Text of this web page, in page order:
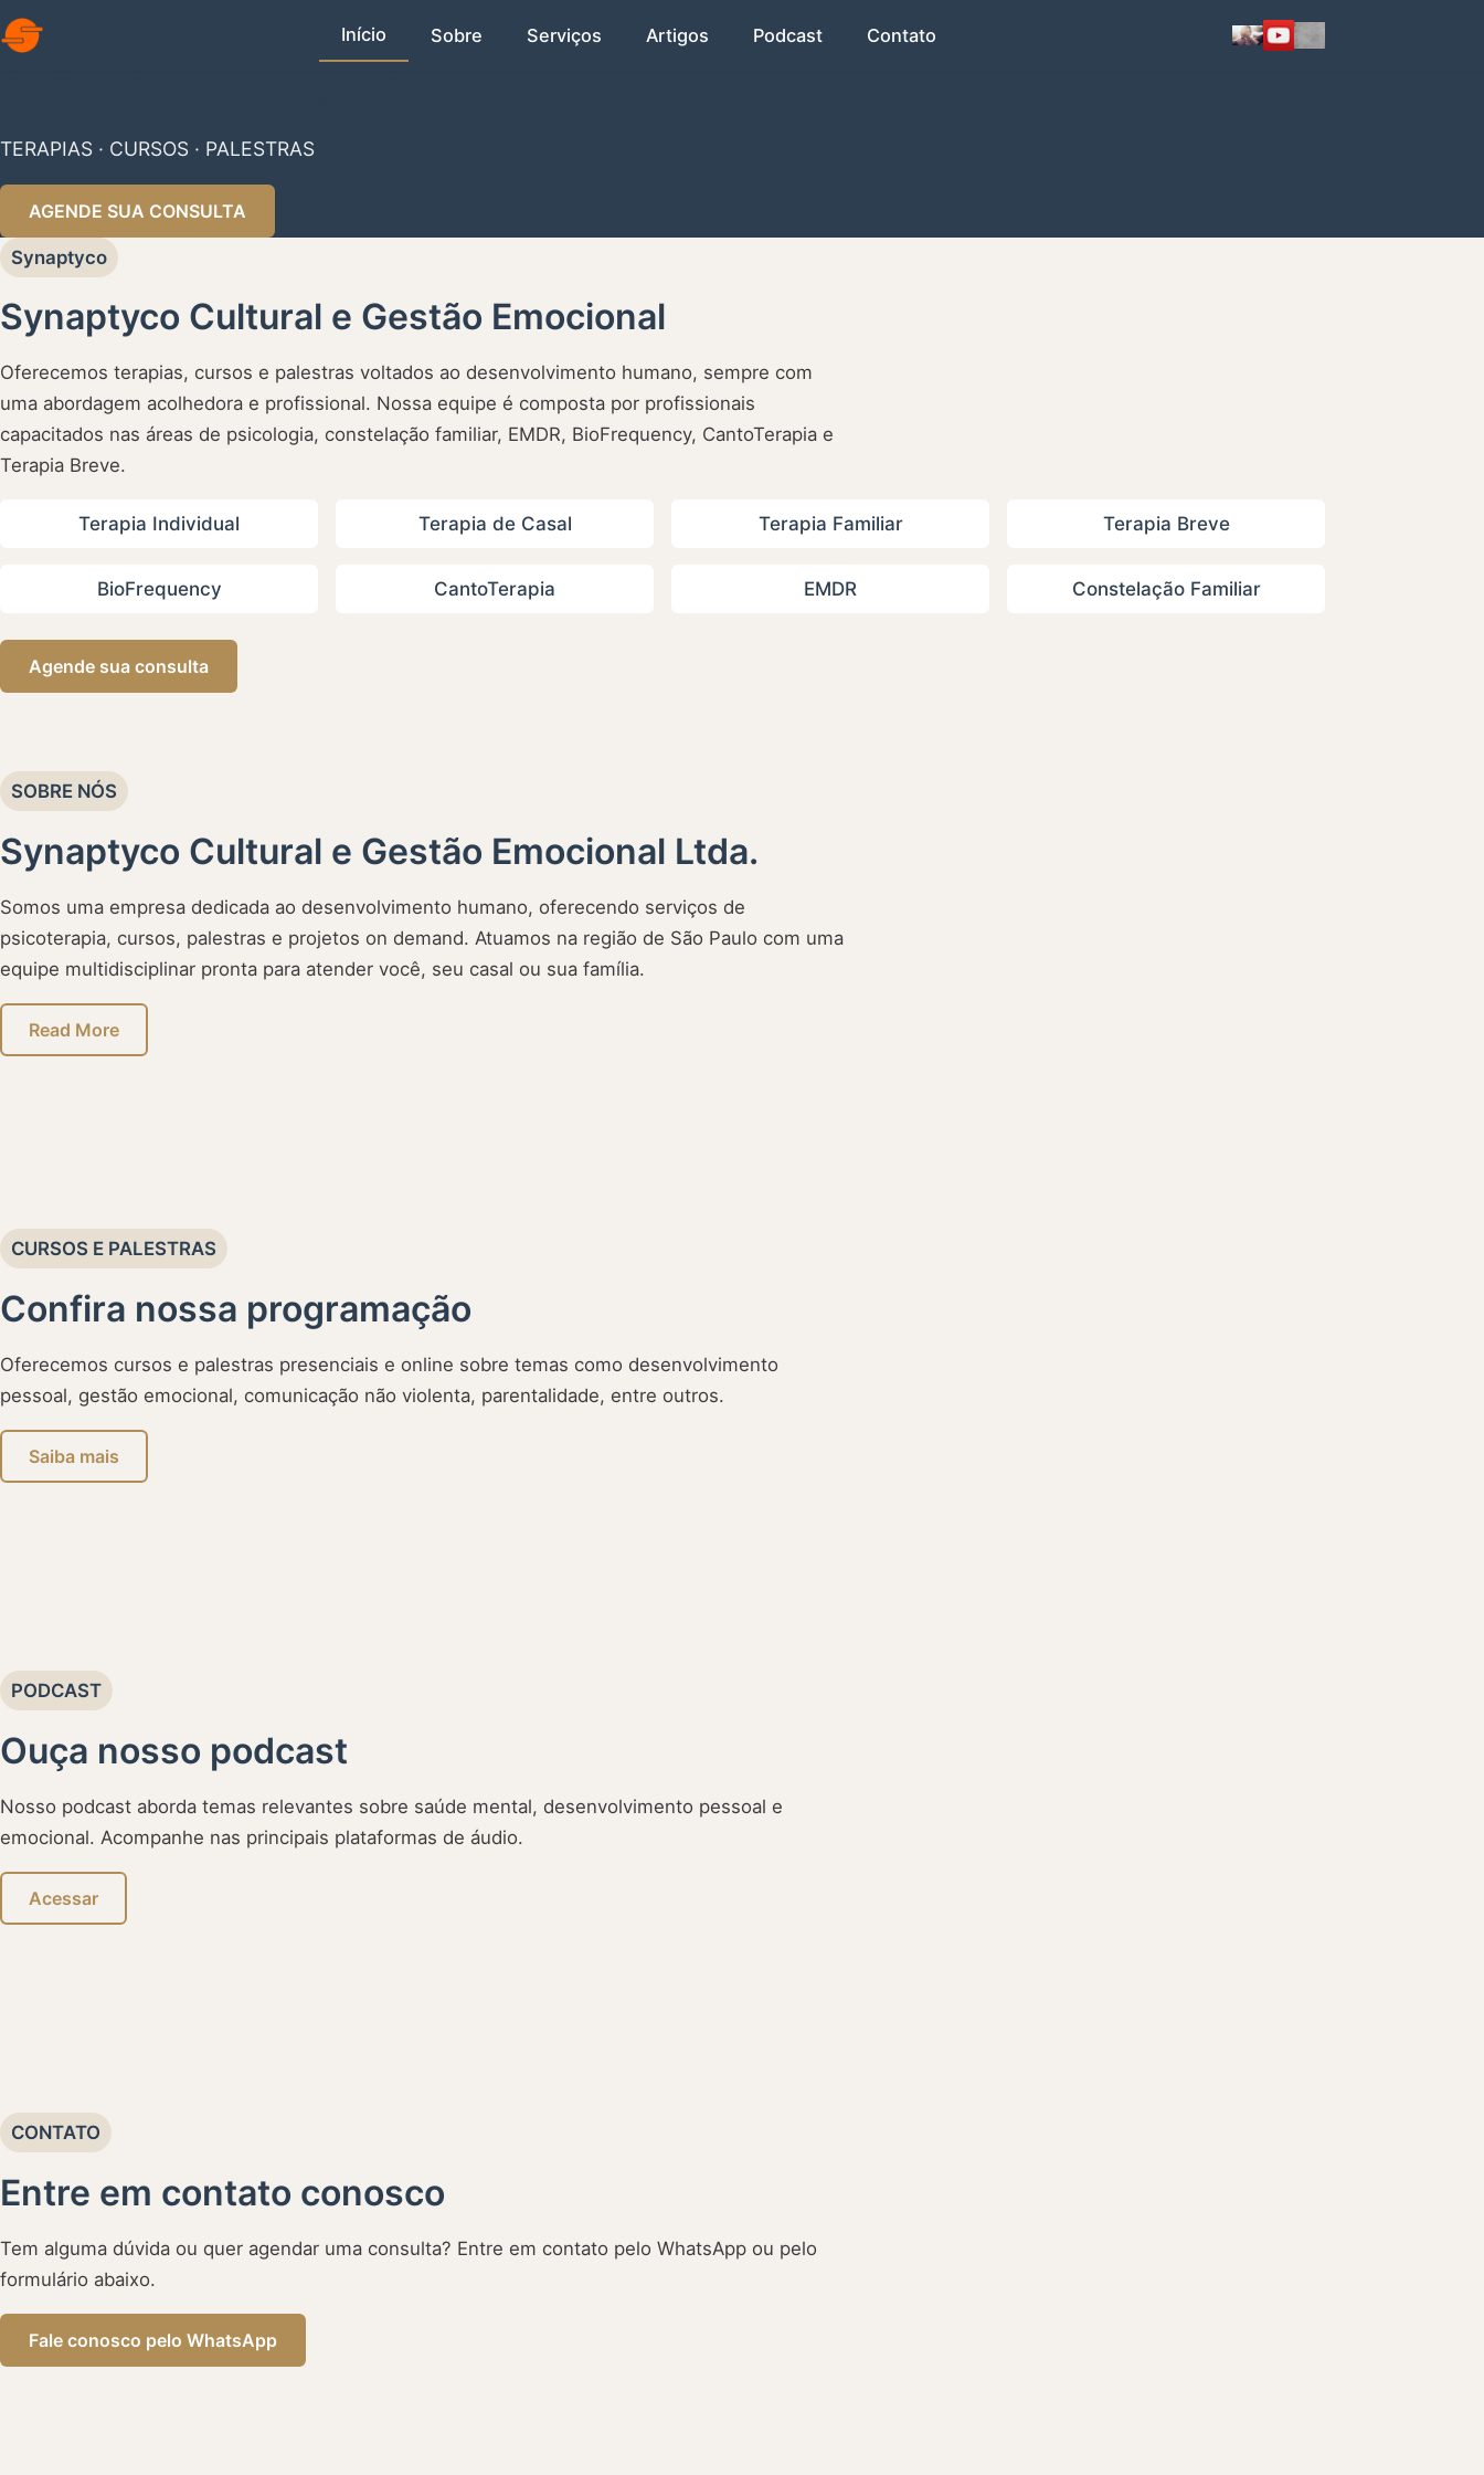
Início Sobre Serviços Artigos Podcast Contato
TERAPIAS · CURSOS · PALESTRAS
AGENDE SUA CONSULTA
Synaptyco
Synaptyco Cultural e Gestão Emocional
Oferecemos terapias, cursos e palestras voltados ao desenvolvimento humano, sempre com
uma abordagem acolhedora e profissional. Nossa equipe é composta por profissionais
capacitados nas áreas de psicologia, constelação familiar, EMDR, BioFrequency, CantoTerapia e
Terapia Breve.
Terapia Individual Terapia de Casal Terapia Familiar Terapia Breve
BioFrequency CantoTerapia EMDR Constelação Familiar
Agende sua consulta
SOBRE NÓS
Synaptyco Cultural e Gestão Emocional Ltda.
Somos uma empresa dedicada ao desenvolvimento humano, oferecendo serviços de
psicoterapia, cursos, palestras e projetos on demand. Atuamos na região de São Paulo com uma
equipe multidisciplinar pronta para atender você, seu casal ou sua família.
Read More
CURSOS E PALESTRAS
Confira nossa programação
Oferecemos cursos e palestras presenciais e online sobre temas como desenvolvimento
pessoal, gestão emocional, comunicação não violenta, parentalidade, entre outros.
Saiba mais
PODCAST
Ouça nosso podcast
Nosso podcast aborda temas relevantes sobre saúde mental, desenvolvimento pessoal e
emocional. Acompanhe nas principais plataformas de áudio.
Acessar
CONTATO
Entre em contato conosco
Tem alguma dúvida ou quer agendar uma consulta? Entre em contato pelo WhatsApp ou pelo
formulário abaixo.
Fale conosco pelo WhatsApp